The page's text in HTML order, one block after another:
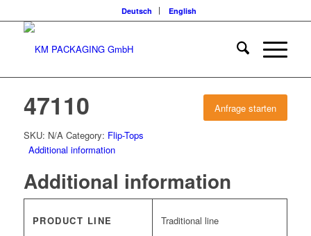
Deutsch English
Anfrage starten
47110
SKU: N/A Category: Flip-Tops
Additional information
Additional information
PRODUCT LINE Traditional line